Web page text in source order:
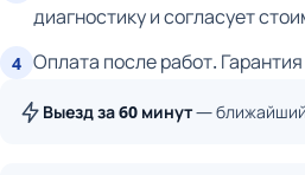
диагностику и согласует
4 Оплата после работ.
Выезд за 60 минут— ближайший